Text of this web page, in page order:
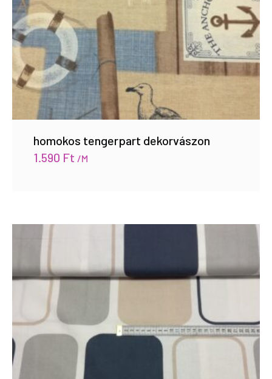
homokos tengerpart dekorvászon
1.590 Ft /M